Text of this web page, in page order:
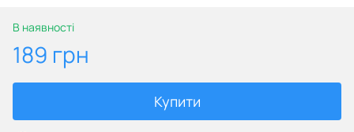
В наявності
189 грн
Купити